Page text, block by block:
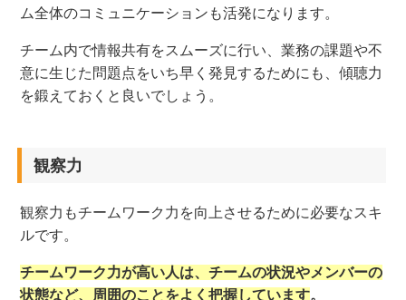
ム全体のコミュニケーションも活発になります。
チーム内で情報共有をスムーズに行い、業務の課題や不
意に生じた問題点をいち早く発見するためにも、傾聴力
を鍛えておくと良いでしょう。
観察力
観察力もチームワーク力を向上させるために必要なスキ
ルです。
チームワーク力が高い人は、チームの状況やメンバーの
状態など、周囲のことをよく把握しています。